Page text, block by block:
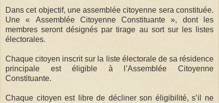
Dans cet objectif, une assemblée citoyenne sera constituée.
Une « Assemblée Citoyenne Constituante », dont les
membres seront désignés par tirage au sort sur les listes
électorales.
Chaque citoyen inscrit sur la liste électorale de sa résidence
principale est éligible à l’Assemblée Citoyenne
Constituante.
Chaque citoyen est libre de décliner son éligibilité, s’il ne